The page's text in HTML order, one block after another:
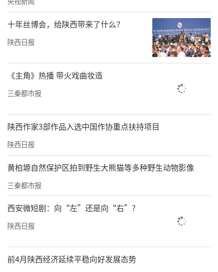
十年丝博会，给陕西带来了什么？
陕西日报
《主角》热播 带火戏曲妆造
三秦都市报
陕西作家3部作品入选中国作协重点扶持项目
陕西日报
黄柏塬自然保护区拍到野生大熊猫等多种野生动物影像
三秦都市报
西安微短剧：向“左”还是向“右”?
陕西日报
前4月陕西经济延续平稳向好发展态势